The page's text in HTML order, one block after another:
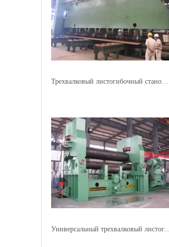
Трехвалковый листогибочный станок для спецтехники W11 NSC
Универсальный трехвалковый